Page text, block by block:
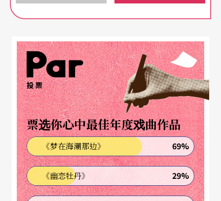
曲，在他决定定居于维也纳之前，他也以军乐队指
大的回响。一九○五年他在维也纳剧场（Theater a
n der Wien）推出《风流寡妇》，从此一炮而红，
成功地以轻歌剧掳获人心。
《风流寡妇》是雷哈尔的成名作，以花都巴黎为背
景，群聚了南欧小国鹏特维德罗（Pntevedro）的
驻法大使捷达男爵（Baron Zeta）、捷达的随从丹
尼罗伯爵（Graf Danilo）、借由婚姻继承大笔遗产
的女仆汉娜（Hanna Glawari）以及捷达的夫人娃兰
仙娜（Valencienne）、娃兰仙娜的情人卡缪（Cam
投票
票选你心中最佳年度戏曲作品
《梦在海潮那边》 69%
《幽恋牡丹》 29%